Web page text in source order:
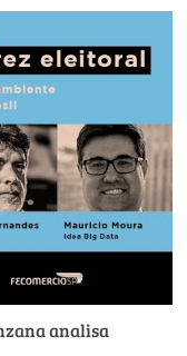
analisa